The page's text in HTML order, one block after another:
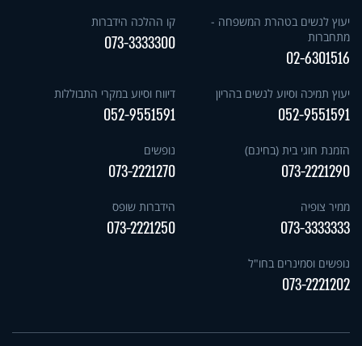
יעוץ לנשים בטהרת המשפחה -
מתחברות
02-6301516
קו ההלכה הידברות
073-3333300
יעוץ תמיכה וסיוע לנשים בהריון
052-9551591
דיווח וסיוע במקרי התבוללות
052-9551591
הזמנת חוגי בית (בחינם)
073-2221290
נופשים
073-2221270
ממיר צופיה
073-3333333
הידברות שופס
073-2221250
נופשים וסמינרים בחו"ל
073-2221202